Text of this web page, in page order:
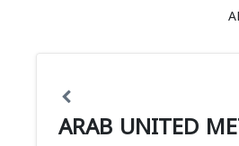
ARAB UNITED